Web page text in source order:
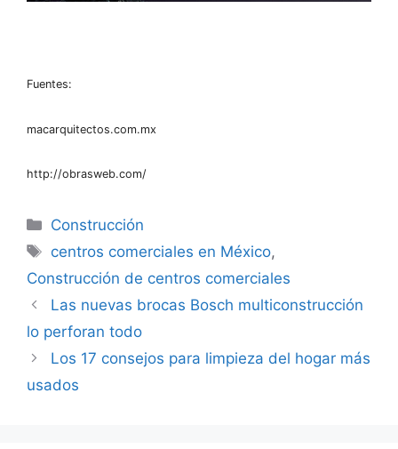
Fuentes:
macarquitectos.com.mx
http://obrasweb.com/
Categorías
Construcción
Etiquetas
centros comerciales en México,
Construcción de centros comerciales
Las nuevas brocas Bosch multiconstrucción
lo perforan todo
Los 17 consejos para limpieza del hogar más
usados